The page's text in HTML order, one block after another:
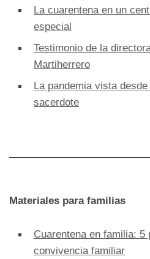
La cuarentena en un
especial
Testimonio de la
Martiherrero
La pandemia vista
sacerdote
Materiales para familias
Cuarentena en familia: 5
convivencia familiar